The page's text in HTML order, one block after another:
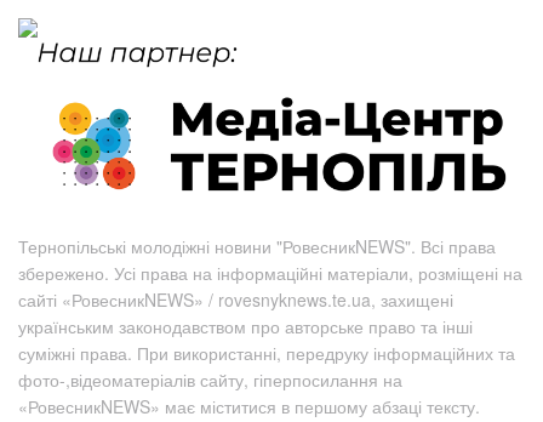
Тернопільські молодіжні новини "РовесникNEWS". Всі права
збережено. Усі права на інформаційні матеріали, розміщені на
сайті «РовесникNEWS» / rovesnyknews.te.ua, захищені
українським законодавством про авторське право та інші
суміжні права. При використанні, передруку інформаційних та
фото-,відеоматеріалів сайту, гіперпосилання на
«РовесникNEWS» має міститися в першому абзаці тексту.